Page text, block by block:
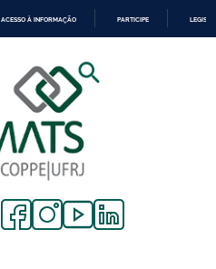
CONTEÚDO
ACESSO À INFORMAÇÃO PARTICIPE